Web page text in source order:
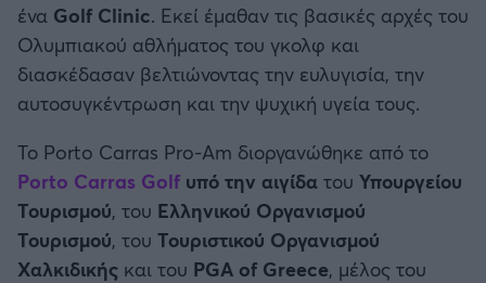
ένα Golf Clinic. Εκεί έμαθαν τις βασικές αρχές του
Ολυμπιακού αθλήματος του γκολφ και
διασκέδασαν βελτιώνοντας την ευλυγισία, την
αυτοσυγκέντρωση και την ψυχική υγεία τους.
Το Porto Carras Pro-Am διοργανώθηκε από το
Porto Carras Golf υπό την αιγίδα του Υπουργείου
Τουρισμού, του Ελληνικού Οργανισμού
Τουρισμού, του Τουριστικού Οργανισμού
Χαλκιδικής και του PGA of Greece, μέλος του